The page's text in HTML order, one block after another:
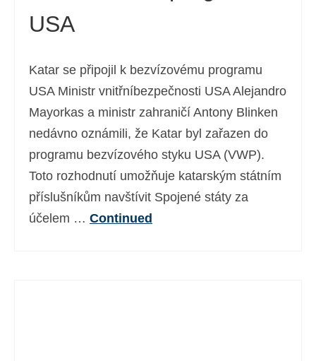
USA
Katar se připojil k bezvízovému programu
USA Ministr vnitřníbezpečnosti USA Alejandro
Mayorkas a ministr zahraničí Antony Blinken
nedávno oznámili, že Katar byl zařazen do
programu bezvízového styku USA (VWP).
Toto rozhodnutí umožňuje katarským státním
příslušníkům navštívit Spojené státy za
účelem … Continued